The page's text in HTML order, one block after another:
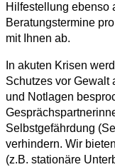
Hilfestellung ebenso
Beratungstermine
mit Ihnen ab.
In akuten Krisen
Schutzes vor Gewalt
und Notlagen
Selbstgefährdung
verhindern. Wir
(z.B. stationäre